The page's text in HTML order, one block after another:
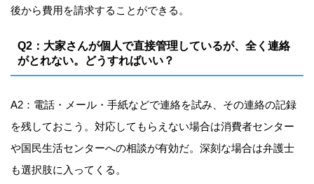
後から費用を請求することができる。
Q2：大家さんが個人で直接管理しているが、全く連絡
がとれない。どうすればいい？
A2：電話・メール・手紙などで連絡を試み、その連絡の記録
を残しておこう。対応してもらえない場合は消費者センター
や国民生活センターへの相談が有効だ。深刻な場合は弁護士
も選択肢に入ってくる。